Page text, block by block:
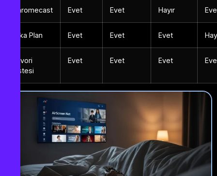
Chromecast Evet Evet Hayır
Arka Plan Evet Evet Evet
Favori
Listesi
Evet Evet Evet Eve